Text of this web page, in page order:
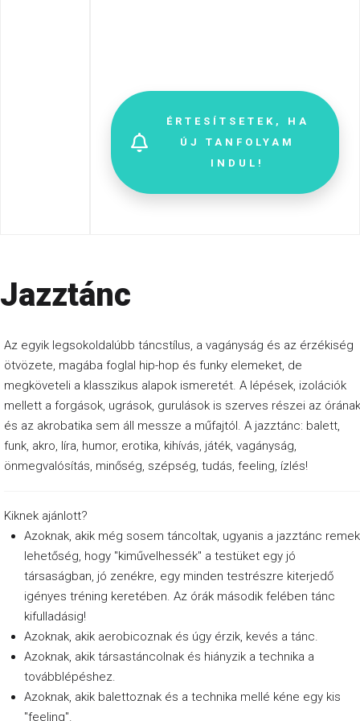
e
d
a
C
s
ü
t
ö
k
P
é
n
t
ÉRTESÍTSETEK, HA
ÚJ TANFOLYAM
INDUL!
Jazztánc
Az egyik legsokoldalúbb táncstílus, a vagányság és az érzékiség
ötvözete, magába foglal hip-hop és funky elemeket, de
megköveteli a klasszikus alapok ismeretét. A lépések, izolációk
mellett a forgások, ugrások, gurulások is szerves részei az órának
és az akrobatika sem áll messze a műfajtól. A jazztánc: balett,
funk, akro, líra, humor, erotika, kihívás, játék, vagányság,
önmegvalósítás, minőség, szépség, tudás, feeling, ízlés!
Kiknek ajánlott?
Azoknak, akik még sosem táncoltak, ugyanis a jazztánc remek
lehetőség, hogy "kiművelhessék" a testüket egy jó
társaságban, jó zenékre, egy minden testrészre kiterjedő
igényes tréning keretében. Az órák második felében tánc
kifulladásig!
Azoknak, akik aerobicoznak és úgy érzik, kevés a tánc.
Azoknak, akik társastáncolnak és hiányzik a technika a
továbblépéshez.
Azoknak, akik balettoznak és a technika mellé kéne egy kis
"feeling".